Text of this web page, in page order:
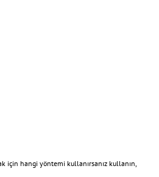
için hangi yöntemi kullanırsanız kullanın,